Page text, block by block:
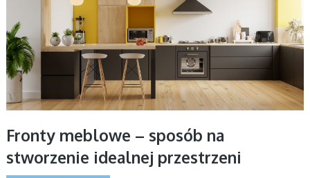
Fronty meblowe – sposób na
stworzenie idealnej przestrzeni